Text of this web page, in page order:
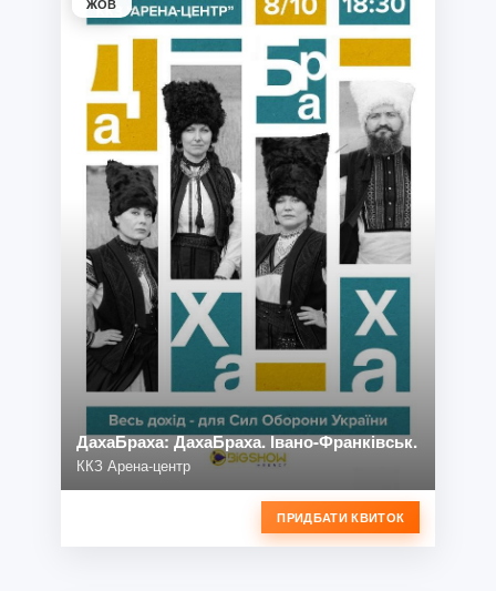
ЖОВ
ДахаБраха: ДахаБраха. Івано-Франківськ.
ККЗ Арена-центр
ПРИДБАТИ КВИТОК